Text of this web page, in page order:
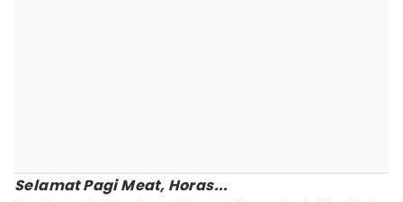
Selamat Pagi Meat, Horas...